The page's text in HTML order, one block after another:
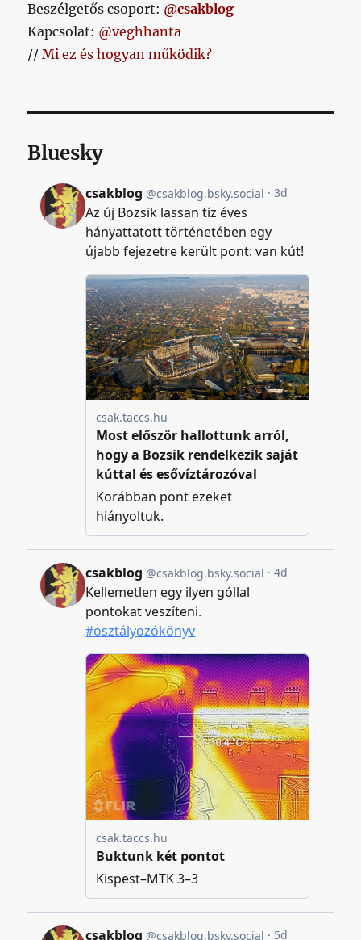
Beszélgetős csoport: @csakblog
Kapcsolat: @veghhanta
//Mi ez és hogyan működik?
Bluesky